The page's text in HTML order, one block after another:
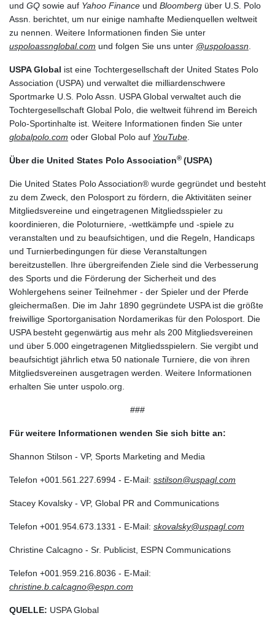
und GQ sowie auf Yahoo Finance und Bloomberg über U.S. Polo
Assn. berichtet, um nur einige namhafte Medienquellen weltweit
zu nennen. Weitere Informationen finden Sie unter
uspoloassnglobal.com und folgen Sie uns unter @uspoloassn
USPA Global ist eine Tochtergesellschaft der United States Polo
Association (USPA) und verwaltet die milliardenschwere
Sportmarke U.S. Polo Assn. USPA Global verwaltet auch die
Tochtergesellschaft Global Polo, die weltweit führend im Bereich
Polo-Sportinhalte ist. Weitere Informationen finden Sie unter
globalpolo.com oder Global Polo auf YouTube
Über die United States Polo Association® (USPA)
Die United States Polo Association® wurde gegründet und besteht
zu dem Zweck, den Polosport zu fördern, die Aktivitäten seiner
Mitgliedsvereine und eingetragenen Mitgliedsspieler zu
koordinieren, die Poloturniere, -wettkämpfe und -spiele zu
veranstalten und zu beaufsichtigen, und die Regeln, Handicaps
und Turnierbedingungen für diese Veranstaltungen
bereitzustellen. Ihre übergreifenden Ziele sind die Verbesserung
des Sports und die Förderung der Sicherheit und des
Wohlergehens seiner Teilnehmer - der Spieler und der Pferde
gleichermaßen. Die im Jahr 1890 gegründete USPA ist die größte
freiwillige Sportorganisation Nordamerikas für den Polosport. Die
USPA besteht gegenwärtig aus mehr als 200 Mitgliedsvereinen
und über 5.000 eingetragenen Mitgliedsspielern. Sie vergibt und
beaufsichtigt jährlich etwa 50 nationale Turniere, die von ihren
Mitgliedsvereinen ausgetragen werden. Weitere Informationen
erhalten Sie unter uspolo.org.
###
Für weitere Informationen wenden Sie sich bitte an:
Shannon Stilson - VP, Sports Marketing and Media
Telefon +001.561.227.6994 - E-Mail: sstilson@uspagl.com
Stacey Kovalsky - VP, Global PR and Communications
Telefon +001.954.673.1331 - E-Mail: skovalsky@uspagl.com
Christine Calcagno - Sr. Publicist, ESPN Communications
Telefon +001.959.216.8036 - E-Mail:
christine.b.calcagno@espn.com
QUELLE: USPA Global